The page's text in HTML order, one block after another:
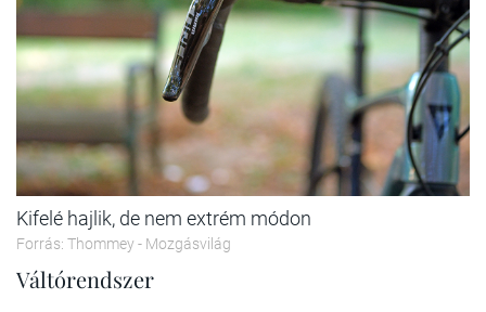
Kifelé hajlik, de nem extrém módon
Forrás: Thommey - Mozgásvilág
Váltórendszer